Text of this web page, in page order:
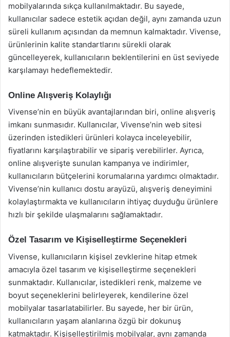
mobilyalarında sıkça kullanılmaktadır. Bu sayede,
kullanıcılar sadece estetik açıdan değil, aynı zamanda uzun
süreli kullanım açısından da memnun kalmaktadır. Vivense,
ürünlerinin kalite standartlarını sürekli olarak
güncelleyerek, kullanıcıların beklentilerini en üst seviyede
karşılamayı hedeflemektedir.
Online Alışveriş Kolaylığı
Vivense’nin en büyük avantajlarından biri, online alışveriş
imkanı sunmasıdır. Kullanıcılar, Vivense’nin web sitesi
üzerinden istedikleri ürünleri kolayca inceleyebilir,
fiyatlarını karşılaştırabilir ve sipariş verebilirler. Ayrıca,
online alışverişte sunulan kampanya ve indirimler,
kullanıcıların bütçelerini korumalarına yardımcı olmaktadır.
Vivense’nin kullanıcı dostu arayüzü, alışveriş deneyimini
kolaylaştırmakta ve kullanıcıların ihtiyaç duyduğu ürünlere
hızlı bir şekilde ulaşmalarını sağlamaktadır.
Özel Tasarım ve Kişiselleştirme Seçenekleri
Vivense, kullanıcıların kişisel zevklerine hitap etmek
amacıyla özel tasarım ve kişiselleştirme seçenekleri
sunmaktadır. Kullanıcılar, istedikleri renk, malzeme ve
boyut seçeneklerini belirleyerek, kendilerine özel
mobilyalar tasarlatabilirler. Bu sayede, her bir ürün,
kullanıcıların yaşam alanlarına özgü bir dokunuş
katmaktadır. Kişiselleştirilmiş mobilyalar, aynı zamanda